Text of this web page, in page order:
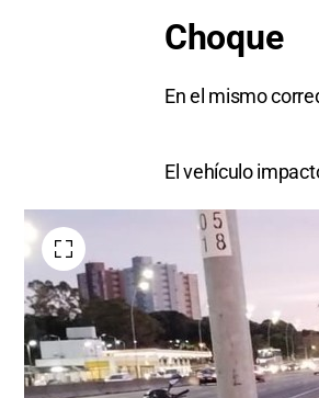
Choque
En el mismo
El vehículo